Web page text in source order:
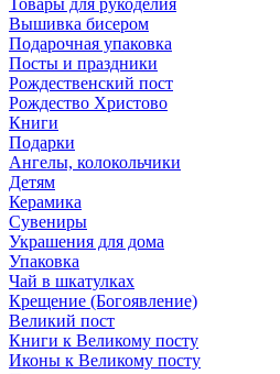
Товары для рукоделия
Вышивка бисером
Подарочная упаковка
Посты и праздники
Рождественский пост
Рождество Христово
Книги
Подарки
Ангелы, колокольчики
Детям
Керамика
Сувениры
Украшения для дома
Упаковка
Чай в шкатулках
Крещение (Богоявление)
Великий пост
Книги к Великому посту
Иконы к Великому посту